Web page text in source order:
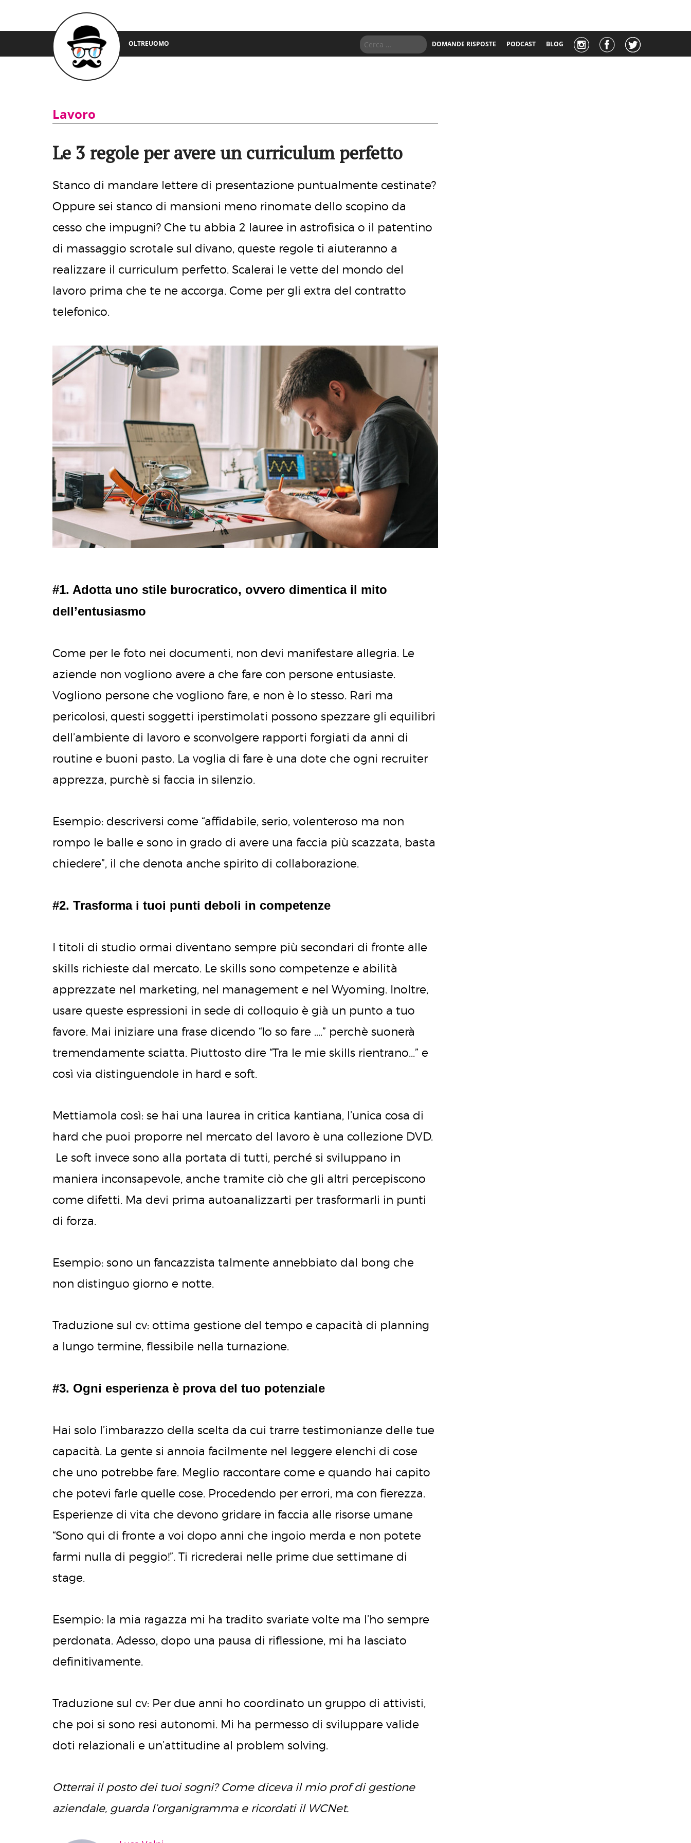
OLTREUOMO DOMANDE RISPOSTE PODCAST BLOG
Lavoro
Le 3 regole per avere un curriculum perfetto
Stanco di mandare lettere di presentazione puntualmente cestinate?
Oppure sei stanco di mansioni meno rinomate dello scopino da
cesso che impugni? Che tu abbia 2 lauree in astrofisica o il patentino
di massaggio scrotale sul divano, queste regole ti aiuteranno a
realizzare il curriculum perfetto. Scalerai le vette del mondo del
lavoro prima che te ne accorga. Come per gli extra del contratto
telefonico.
#1. Adotta uno stile burocratico, ovvero dimentica il mito
dell’entusiasmo
Come per le foto nei documenti, non devi manifestare allegria. Le
aziende non vogliono avere a che fare con persone entusiaste.
Vogliono persone che vogliono fare, e non è lo stesso. Rari ma
pericolosi, questi soggetti iperstimolati possono spezzare gli equilibri
dell’ambiente di lavoro e sconvolgere rapporti forgiati da anni di
routine e buoni pasto. La voglia di fare è una dote che ogni recruiter
apprezza, purchè si faccia in silenzio.
Esempio: descriversi come “affidabile, serio, volenteroso ma non
rompo le balle e sono in grado di avere una faccia più scazzata, basta
chiedere”, il che denota anche spirito di collaborazione.
#2. Trasforma i tuoi punti deboli in competenze
I titoli di studio ormai diventano sempre più secondari di fronte alle
skills richieste dal mercato. Le skills sono competenze e abilità
apprezzate nel marketing, nel management e nel Wyoming. Inoltre,
usare queste espressioni in sede di colloquio è già un punto a tuo
favore. Mai iniziare una frase dicendo “Io so fare ….” perchè suonerà
tremendamente sciatta. Piuttosto dire “Tra le mie skills rientrano…” e
così via distinguendole in hard e soft.
Mettiamola così: se hai una laurea in critica kantiana, l’unica cosa di
hard che puoi proporre nel mercato del lavoro è una collezione DVD.
Le soft invece sono alla portata di tutti, perché si sviluppano in
maniera inconsapevole, anche tramite ciò che gli altri percepiscono
come difetti. Ma devi prima autoanalizzarti per trasformarli in punti
di forza.
Esempio: sono un fancazzista talmente annebbiato dal bong che
non distinguo giorno e notte.
Traduzione sul cv: ottima gestione del tempo e capacità di planning
a lungo termine, flessibile nella turnazione.
#3. Ogni esperienza è prova del tuo potenziale
Hai solo l’imbarazzo della scelta da cui trarre testimonianze delle tue
capacità. La gente si annoia facilmente nel leggere elenchi di cose
che uno potrebbe fare. Meglio raccontare come e quando hai capito
che potevi farle quelle cose. Procedendo per errori, ma con fierezza.
Esperienze di vita che devono gridare in faccia alle risorse umane
“Sono qui di fronte a voi dopo anni che ingoio merda e non potete
farmi nulla di peggio!”. Ti ricrederai nelle prime due settimane di
stage.
Esempio: la mia ragazza mi ha tradito svariate volte ma l’ho sempre
perdonata. Adesso, dopo una pausa di riflessione, mi ha lasciato
definitivamente.
Traduzione sul cv: Per due anni ho coordinato un gruppo di attivisti,
che poi si sono resi autonomi. Mi ha permesso di sviluppare valide
doti relazionali e un’attitudine al problem solving.
Otterrai il posto dei tuoi sogni? Come diceva il mio prof di gestione
aziendale, guarda l’organigramma e ricordati il WCNet.